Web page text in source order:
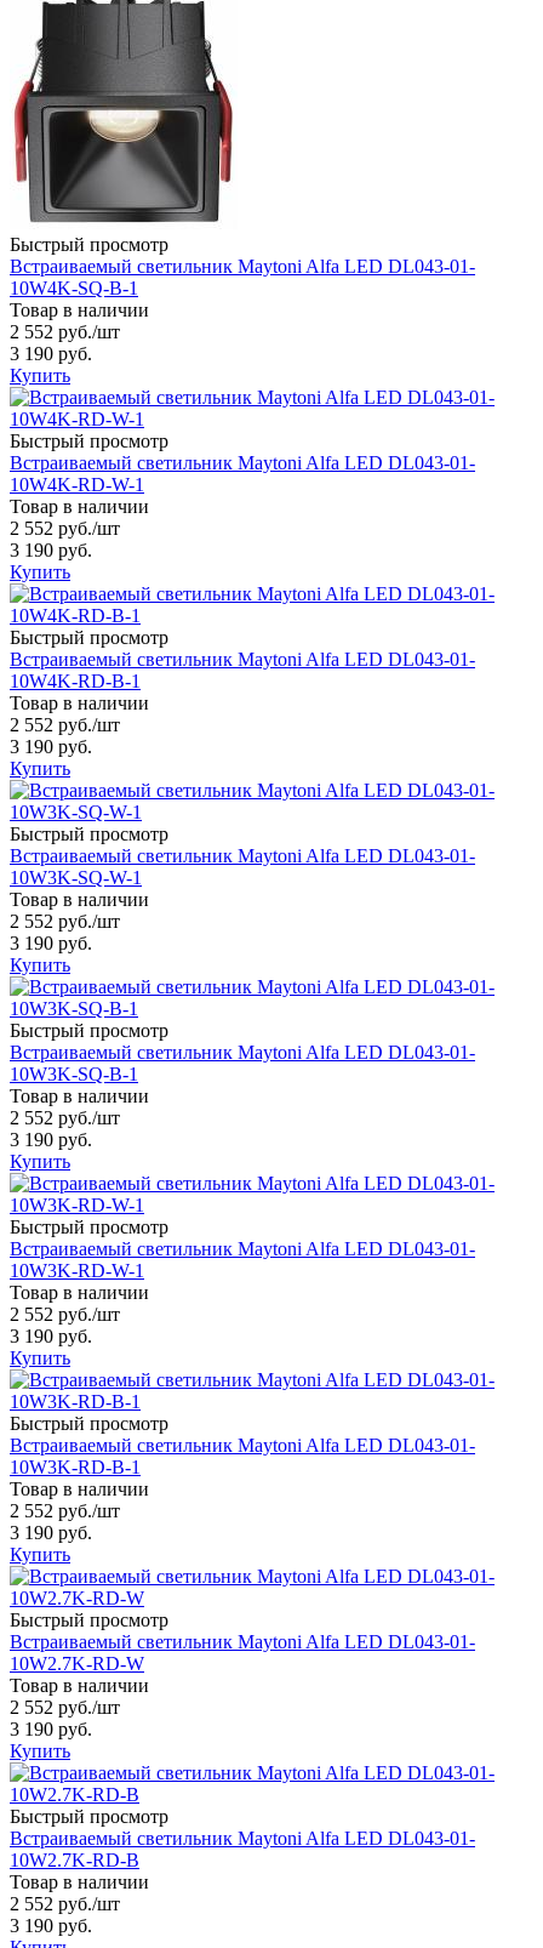
Быстрый просмотр
Встраиваемый светильник Maytoni Alfa LED DL043-01-
10W4K-SQ-B-1
Товар в наличии
2 552 руб./шт
3 190 руб.
Купить
Быстрый просмотр
Встраиваемый светильник Maytoni Alfa LED DL043-01-
10W4K-RD-W-1
Товар в наличии
2 552 руб./шт
3 190 руб.
Купить
Быстрый просмотр
Встраиваемый светильник Maytoni Alfa LED DL043-01-
10W4K-RD-B-1
Товар в наличии
2 552 руб./шт
3 190 руб.
Купить
Быстрый просмотр
Встраиваемый светильник Maytoni Alfa LED DL043-01-
10W3K-SQ-W-1
Товар в наличии
2 552 руб./шт
3 190 руб.
Купить
Быстрый просмотр
Встраиваемый светильник Maytoni Alfa LED DL043-01-
10W3K-SQ-B-1
Товар в наличии
2 552 руб./шт
3 190 руб.
Купить
Быстрый просмотр
Встраиваемый светильник Maytoni Alfa LED DL043-01-
10W3K-RD-W-1
Товар в наличии
2 552 руб./шт
3 190 руб.
Купить
Быстрый просмотр
Встраиваемый светильник Maytoni Alfa LED DL043-01-
10W3K-RD-B-1
Товар в наличии
2 552 руб./шт
3 190 руб.
Купить
Быстрый просмотр
Встраиваемый светильник Maytoni Alfa LED DL043-01-
10W2.7K-RD-W
Товар в наличии
2 552 руб./шт
3 190 руб.
Купить
Быстрый просмотр
Встраиваемый светильник Maytoni Alfa LED DL043-01-
10W2.7K-RD-B
Товар в наличии
2 552 руб./шт
3 190 руб.